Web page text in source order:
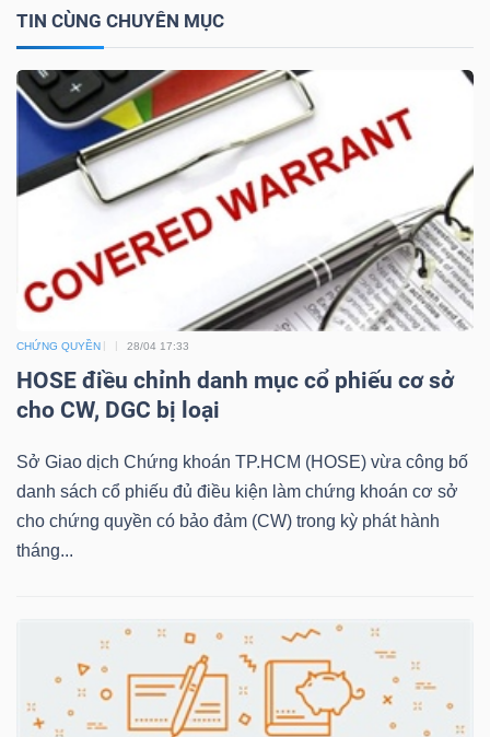
TIN CÙNG CHUYÊN MỤC
CHỨNG QUYỀN 28/04 17:33
HOSE điều chỉnh danh mục cổ phiếu cơ sở
cho CW, DGC bị loại
Sở Giao dịch Chứng khoán TP.HCM (HOSE) vừa công bố
danh sách cổ phiếu đủ điều kiện làm chứng khoán cơ sở
cho chứng quyền có bảo đảm (CW) trong kỳ phát hành
tháng...
PHÂN
TÍCH
VIETSTOCKFINANCE
MÔ
NGÀNH
DOANH
NGHIỆP